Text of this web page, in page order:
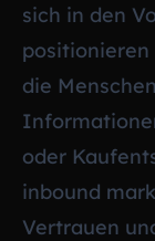
sich in den
positionieren
die
oder
inbound
Vertrauen